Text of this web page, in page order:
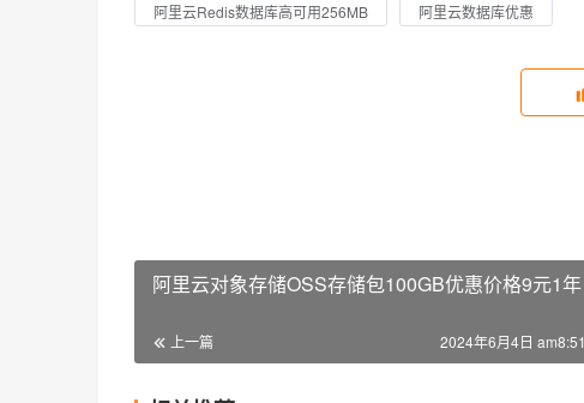
阿里云Redis数据库高可用256MB
阿里云数据库优惠
阿里云对象存储OSS存储包100GB优惠价格9元1年
上一篇 2024年6月4日 am8:51